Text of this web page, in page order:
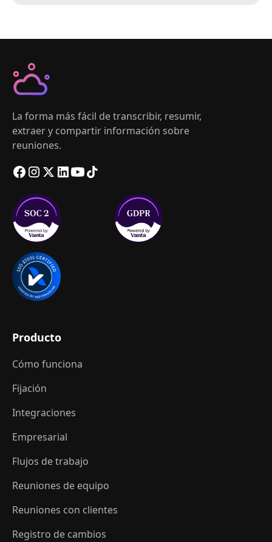
La forma más fácil de transcribir, resumir,
extraer y compartir información sobre
reuniones.
Producto
Cómo funciona
Fijación
Integraciones
Empresarial
Flujos de trabajo
Reuniones de equipo
Reuniones con clientes
Registro de cambios